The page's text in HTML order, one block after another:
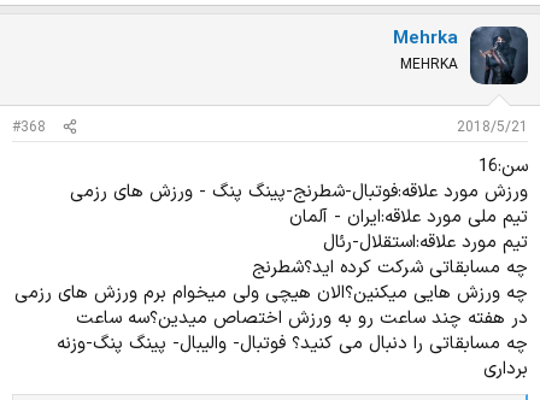
Mehrka
MEHRKA
2018/5/21
#368
سن:16
ورزش مورد علاقه:فوتبال-شطرنج-پینگ پنگ - ورزش های رزمی
تیم ملی مورد علاقه:ایران - آلمان
تیم مورد علاقه:استقلال-رئال
چه مسابقاتی شرکت کرده اید؟شطرنج
چه ورزش هایی میکنین؟الان هیچی ولی میخوام برم ورزش های رزمی
در هفته چند ساعت رو به ورزش اختصاص میدین؟سه ساعت
چه مسابقاتی را دنبال می کنید؟ فوتبال- والیبال- پینگ پنگ-وزنه
برداری